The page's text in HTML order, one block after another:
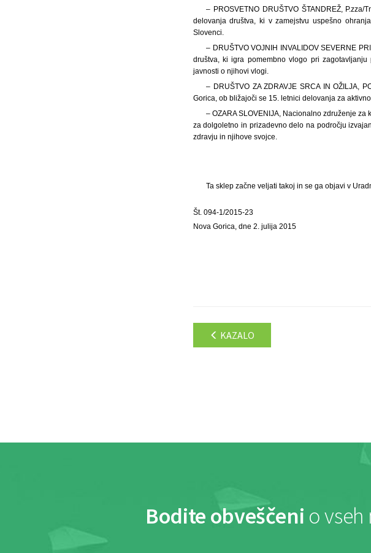
– PROSVETNO DRUŠTVO ŠTANDREŽ,
delovanja društva, ki v zamejstvu uspešno
Slovenci.
– DRUŠTVO VOJNIH INVALIDOV SEVERNE
društva, ki igra pomembno vlogo pri
javnosti o njihovi vlogi.
– DRUŠTVO ZA ZDRAVJE SRCA IN OŽILJA,
Gorica, ob bližajoči se 15. letnici delovanja za
– OZARA SLOVENIJA, Nacionalno združenje
za dolgoletno in prizadevno delo na področju
zdravju in njihove svojce.
Ta sklep začne veljati takoj in se ga objavi v
Št. 094-1/2015-23
Nova Gorica, dne 2. julija 2015
KAZALO
Bodite obveščeni o